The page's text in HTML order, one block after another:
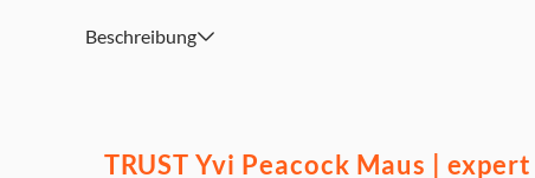
Beschreibung
TRUST Yvi Peacock Maus | expert